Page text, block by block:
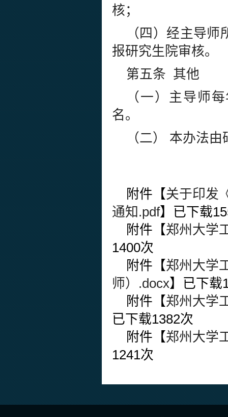
核；
（四）经主导
报研究生院审核。
第五条 其他
（一）主导师
名。
（二） 本办法
附件【关于印发
通知.pdf】已下载
附件【郑州大学
1400次
附件【郑州大学
师）.docx】已下载
附件【郑州大学
已下载1382次
附件【郑州大学
1241次